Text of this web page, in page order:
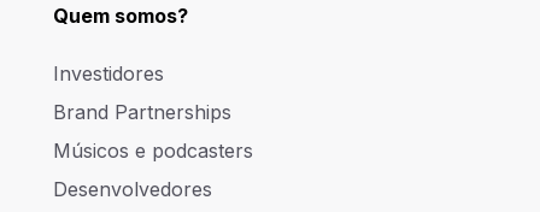
Quem somos?
Investidores
Brand Partnerships
Músicos e podcasters
Desenvolvedores